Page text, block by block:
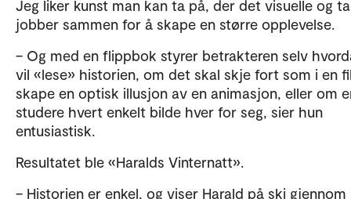
Jeg liker kunst man kan ta på, der det visuelle og
jobber sammen for å skape en større opplevelse.
– Og med en flippbok styrer betrakteren selv
vil «lese» historien, om det skal skje fort som i en
skape en optisk illusjon av en animasjon, eller om
studere hvert enkelt bilde hver for seg, sier hun
entusiastisk.
Resultatet ble «Haralds Vinternatt».
– Historien er enkel, og viser Harald på ski gjennom